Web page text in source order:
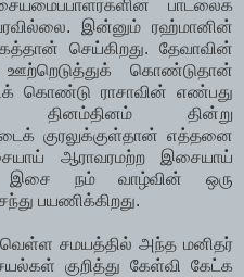
பாடலைக்
இன்னும் ரஹ்மானின்
செய்கிறது. தேவாவின்
கொண்டுதான்
கொண்டு ராசாவின் எண்பது
தின்று
குரலுக்குள்தான் எத்தனை
ஆராவரமற்ற இசையாய்
இசை நம் வாழ்வின் ஒரு
பயணிக்கிறது.
வெள்ள சமயத்தில் அந்த மனிதர்
குறித்து கேள்வி கேட்க